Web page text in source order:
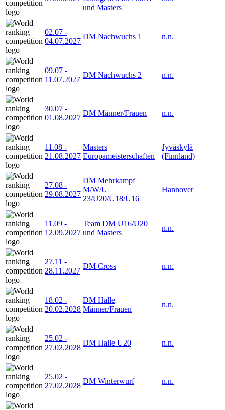
und Masters
02.07 -
04.07.2027
DM Nachwuchs 1 n.n.
09.07 -
11.07.2027
DM Nachwuchs 2 n.n.
30.07 -
01.08.2027
DM Männer/Frauen n.n.
11.08 -
21.08.2027
Masters
Europameisterschaften
Jyväskylä
(Finnland)
27.08 -
29.08.2027
DM Mehrkampf
M/W/U
23/U20/U18/U16
Hannover
11.09 -
12.09.2027
Team DM U16/U20
und Masters
n.n.
27.11 -
28.11.2027
DM Cross n.n.
18.02 -
20.02.2028
DM Halle
Männer/Frauen
n.n.
25.02 -
27.02.2028
DM Halle U20 n.n.
25.02 -
27.02.2028
DM Winterwurf n.n.